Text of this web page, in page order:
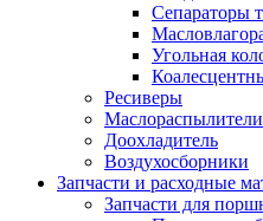
Сепараторы
Угольная
Ресиверы
Маслораспылители
Доохладитель
Воздухосборники
Запчасти и расходные
Запчасти для